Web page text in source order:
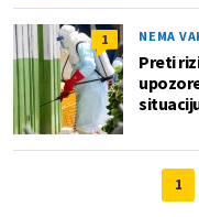
1 NEMA
Preti
1